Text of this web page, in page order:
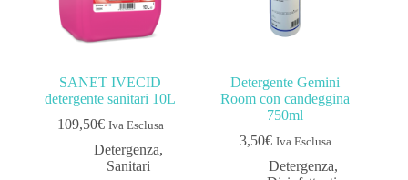
SANET IVECID
detergente sanitari 10L
109,50€ Iva Esclusa
Detergenza,
Sanitari
Detergente Gemini
Room con candeggina
750ml
3,50€ Iva Esclusa
Detergenza,